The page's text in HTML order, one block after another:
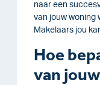
naar een
van jouw woning
Makelaars jou
Hoe
van